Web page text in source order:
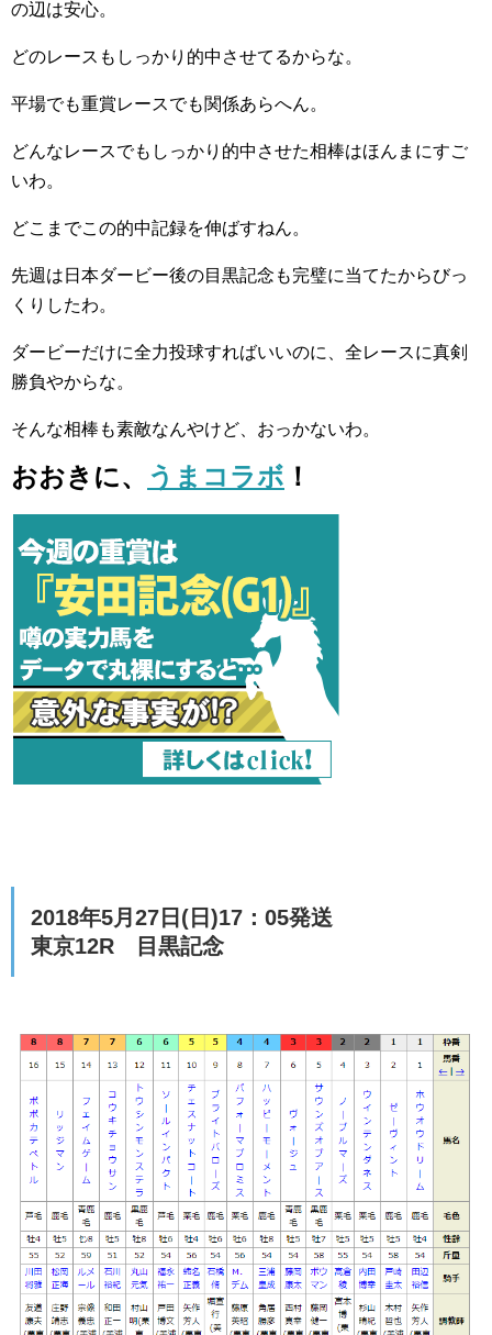
の辺は安心。
どのレースもしっかり的中させてるからな。
平場でも重賞レースでも関係あらへん。
どんなレースでもしっかり的中させた相棒はほんまにすご
いわ。
どこまでこの的中記録を伸ばすねん。
先週は日本ダービー後の目黒記念も完璧に当てたからびっ
くりしたわ。
ダービーだけに全力投球すればいいのに、全レースに真剣
勝負やからな。
そんな相棒も素敵なんやけど、おっかないわ。
おおきに、 うまコラボ ！
2018年5月27日(日)17：05発送
東京12R 目黒記念